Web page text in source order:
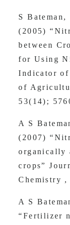
S
(2005)
between
for Using
Indicator of
of
53(14);
A S
(2007)
organically
crops”
Chemistry ,
A S
“Fertilizer